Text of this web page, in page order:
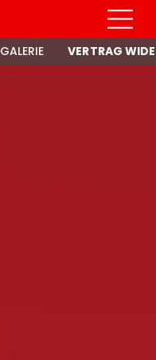
GALERIE VERTRAG